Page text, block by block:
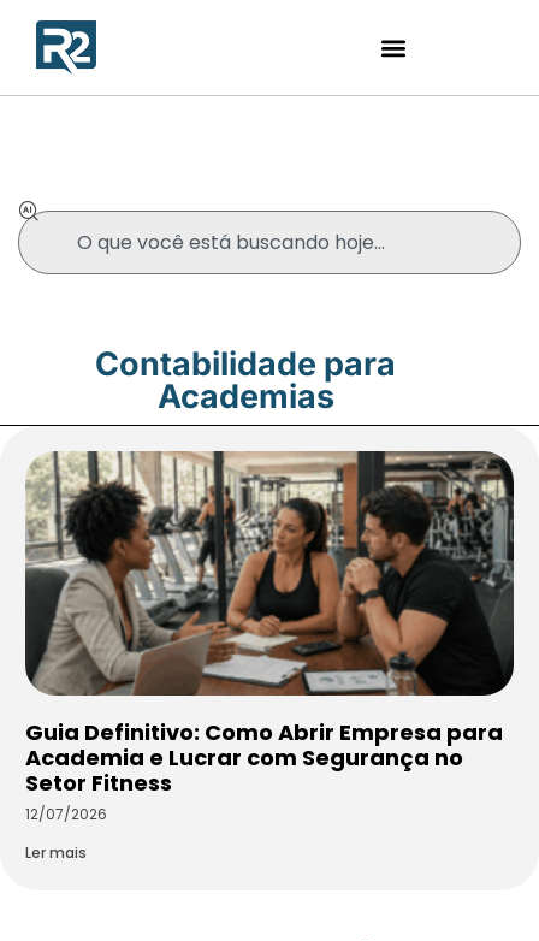
Contabilidade para
Academias
Guia Definitivo: Como Abrir Empresa para
Academia e Lucrar com Segurança no
Setor Fitness
12/07/2026
Ler mais